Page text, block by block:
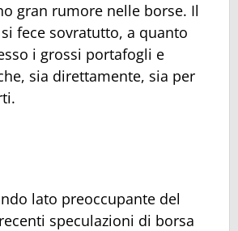
gran rumore nelle borse. Il
fece sovratutto, a quanto
i grossi portafogli e
sia direttamente, sia per
lato preoccupante del
speculazioni di borsa